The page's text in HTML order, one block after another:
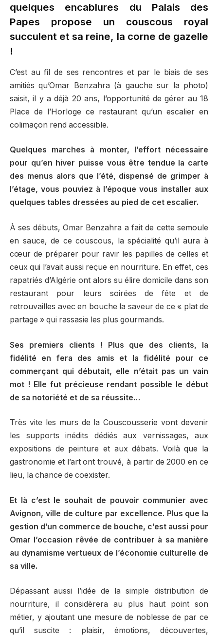
quelques encablures du Palais des
Papes propose un couscous royal
succulent et sa reine, la corne de gazelle
!
C’est au fil de ses rencontres et par le biais de ses
amitiés qu’Omar Benzahra (à gauche sur la photo)
saisit, il y a déjà 20 ans, l’opportunité de gérer au 18
Place de l’Horloge ce restaurant qu’un escalier en
colimaçon rend accessible.
Quelques marches à monter, l’effort nécessaire
pour qu’en hiver puisse vous être tendue la carte
des menus alors que l’été, dispensé de grimper à
l’étage, vous pouviez à l’époque vous installer aux
quelques tables dressées au pied de cet escalier.
À ses débuts, Omar Benzahra a fait de cette semoule
en sauce, de ce couscous, la spécialité qu’il aura à
cœur de préparer pour ravir les papilles de celles et
ceux qui l’avait aussi reçue en nourriture. En effet, ces
rapatriés d’Algérie ont alors su élire domicile dans son
restaurant pour leurs soirées de fête et de
retrouvailles avec en bouche la saveur de ce « plat de
partage » qui rassasie les plus gourmands.
Ses premiers clients ! Plus que des clients, la
fidélité en fera des amis et la fidélité pour ce
commerçant qui débutait, elle n’était pas un vain
mot ! Elle fut précieuse rendant possible le début
de sa notoriété et de sa réussite…
Très vite les murs de la Couscousserie vont devenir
les supports inédits dédiés aux vernissages, aux
expositions de peinture et aux débats. Voilà que la
gastronomie et l’art ont trouvé, à partir de 2000 en ce
lieu, la chance de coexister.
Et là c’est le souhait de pouvoir communier avec
Avignon, ville de culture par excellence. Plus que la
gestion d’un commerce de bouche, c’est aussi pour
Omar l’occasion rêvée de contribuer à sa manière
au dynamisme vertueux de l’économie culturelle de
sa ville.
Dépassant aussi l’idée de la simple distribution de
nourriture, il considèrera au plus haut point son
métier, y ajoutant une mesure de noblesse de par ce
qu’il suscite : plaisir, émotions, découvertes,